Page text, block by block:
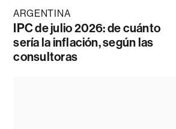
ARGENTINA
IPC de julio 2026: de cuánto
sería la inflación, según las
consultoras